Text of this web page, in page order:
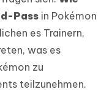
Pass in Pokémon
es Trainern,
was es
zu
teilzunehmen.